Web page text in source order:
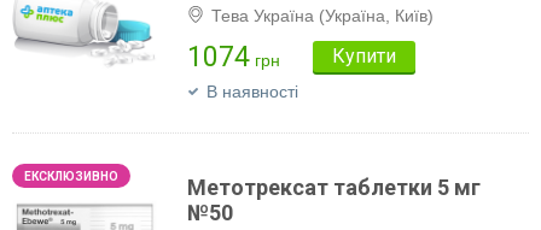
Тева Україна (Україна, Київ)
1074 грн Купити
В наявності
Метотрексат таблетки 5 мг
№50